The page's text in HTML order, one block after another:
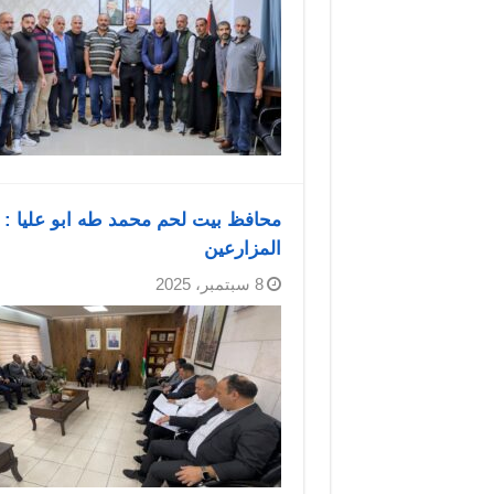
محافظ بيت لحم محمد طه ابو عليا
المزارعين
8 سبتمبر، 2025